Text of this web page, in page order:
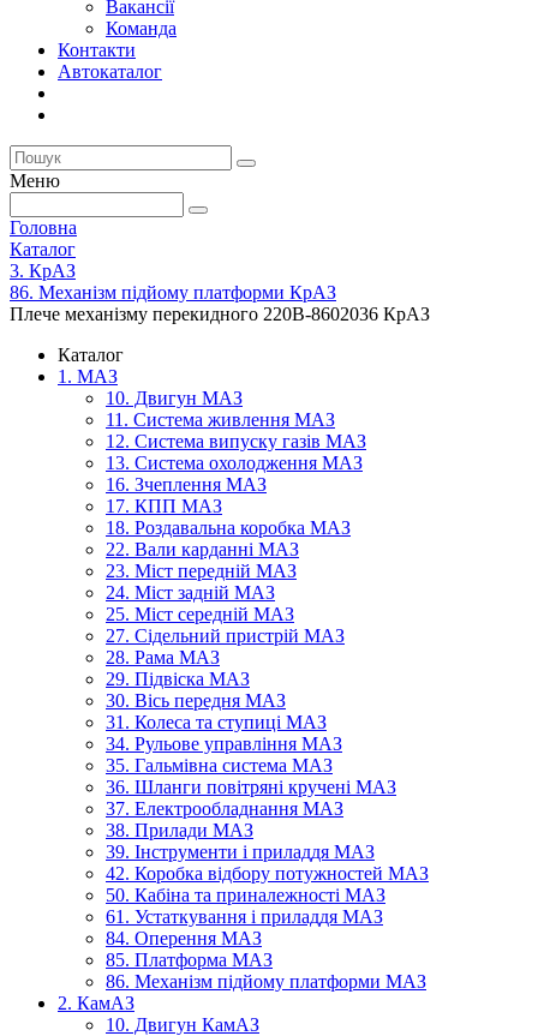
Вакансії
Команда
Контакти
Автокаталог
Меню
Головна
Каталог
3. КрАЗ
86. Механізм підйому платформи КрАЗ
Плече механізму перекидного 220В-8602036 КрАЗ
Каталог
1. МАЗ
10. Двигун МАЗ
11. Система живлення МАЗ
12. Система випуску газів МАЗ
13. Система охолодження МАЗ
16. Зчеплення МАЗ
17. КПП МАЗ
18. Роздавальна коробка МАЗ
22. Вали карданні МАЗ
23. Міст передній МАЗ
24. Міст задній МАЗ
25. Міст середній МАЗ
27. Сідельний пристрій МАЗ
28. Рама МАЗ
29. Підвіска МАЗ
30. Вісь передня МАЗ
31. Колеса та ступиці МАЗ
34. Рульове управління МАЗ
35. Гальмівна система МАЗ
36. Шланги повітряні кручені МАЗ
37. Електрообладнання МАЗ
38. Прилади МАЗ
39. Інструменти і приладдя МАЗ
42. Коробка відбору потужностей МАЗ
50. Кабіна та приналежності МАЗ
61. Устаткування і приладдя МАЗ
84. Оперення МАЗ
85. Платформа МАЗ
86. Механізм підйому платформи МАЗ
2. КамАЗ
10. Двигун КамАЗ